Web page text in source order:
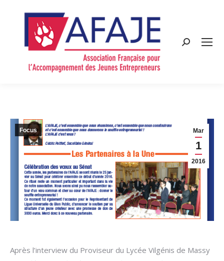
Search:
Mar
1
2016
Focus
Après l’interview du Proviseur du Lycée Vilgénis de Massy